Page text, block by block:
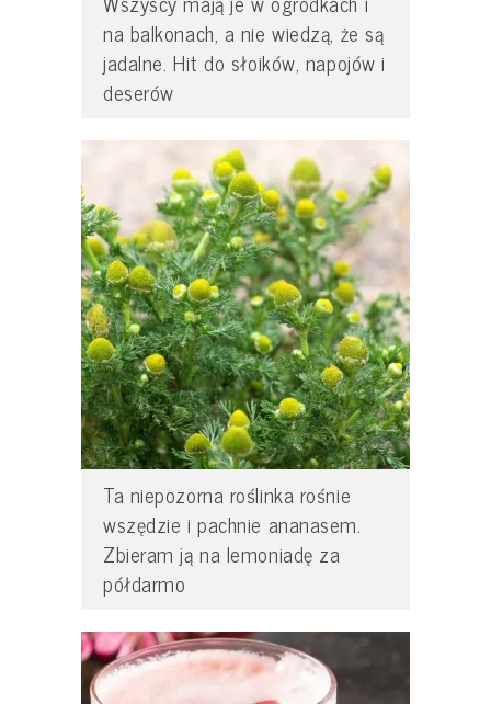
na balkonach, a nie wiedzą, że są
jadalne. Hit do słoików, napojów i
deserów
Ta niepozorna roślinka rośnie
wszędzie i pachnie ananasem.
Zbieram ją na lemoniadę za
półdarmo